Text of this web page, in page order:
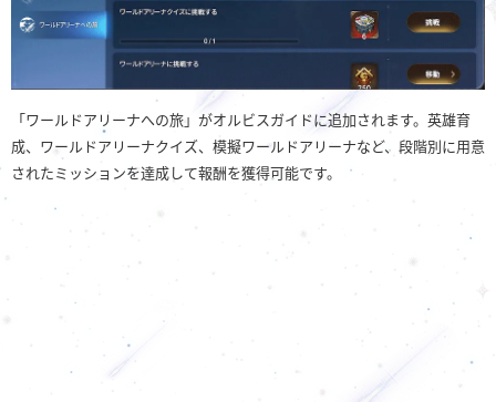
「ワールドアリーナへの旅」がオルビスガイドに追加されます。英雄育
成、ワールドアリーナクイズ、模擬ワールドアリーナなど、段階別に用意
されたミッションを達成して報酬を獲得可能です。